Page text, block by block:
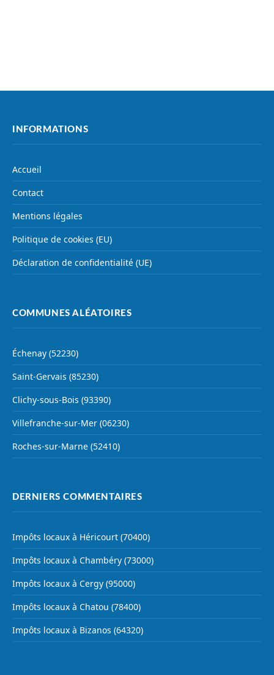
INFORMATIONS
Accueil
Contact
Mentions légales
Politique de cookies (EU)
Déclaration de confidentialité (UE)
COMMUNES ALÉATOIRES
Échenay (52230)
Saint-Gervais (85230)
Clichy-sous-Bois (93390)
Villefranche-sur-Mer (06230)
Roches-sur-Marne (52410)
DERNIERS COMMENTAIRES
Impôts locaux à Héricourt (70400)
Impôts locaux à Chambéry (73000)
Impôts locaux à Cergy (95000)
Impôts locaux à Chatou (78400)
Impôts locaux à Bizanos (64320)